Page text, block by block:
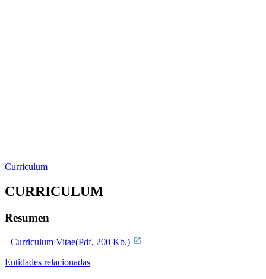
Curriculum
CURRICULUM
Resumen
Curriculum Vitae(Pdf, 200 Kb.)
Entidades relacionadas